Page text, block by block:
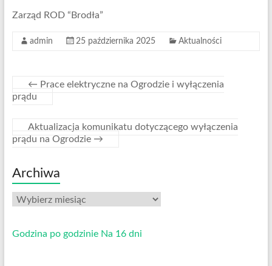
Zarząd ROD “Brodła”
admin 25 października 2025 Aktualności
← Prace elektryczne na Ogrodzie i wyłączenia
prądu
Aktualizacja komunikatu dotyczącego wyłączenia
prądu na Ogrodzie →
Archiwa
Archiwa
Godzina po godzinie Na 16 dni